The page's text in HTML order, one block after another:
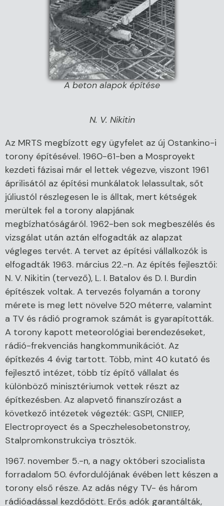
A beton alapok építése
N. V. Nikitin
Az MRTS megbízott egy ügyfelet az új Ostankino-i
torony építésével. 1960-61-ben a Mosproyekt
kezdeti fázisai már el lettek végezve, viszont 1961
áprilisától az építési munkálatok lelassultak, sőt
júliustól részlegesen le is álltak, mert kétségek
merültek fel a torony alapjának
megbízhatóságáról. 1962-ben sok megbeszélés és
vizsgálat után aztán elfogadták az alapzat
végleges tervét. A tervet az építési vállalkozók is
elfogadták 1963. március 22.-n. Az építés fejlesztői:
N. V. Nikitin (tervező), L. I. Batalov és D. I. Burdin
építészek voltak. A tervezés folyamán a torony
mérete is meg lett növelve 520 méterre, valamint
a TV és rádió programok számát is gyarapították.
A torony kapott meteorológiai berendezéseket,
rádió-frekvenciás hangkommunikációt. Az
építkezés 4 évig tartott. Több, mint 40 kutató és
fejlesztő intézet, több tíz építő vállalat és
különböző minisztériumok vettek részt az
építkezésben. Az alapvető finanszírozást a
következő intézetek végezték: GSPI, CNIIEP,
Electroproyect és a Speczhelesobetonstroy,
Stalpromkonstrukciya trösztök.
1967. november 5.-n, a nagy októberi szocialista
forradalom 50. évfordulójának évében lett készen a
torony első része. Az adás négy TV- és három
rádióadással kezdődött. Erős adók garantálták,